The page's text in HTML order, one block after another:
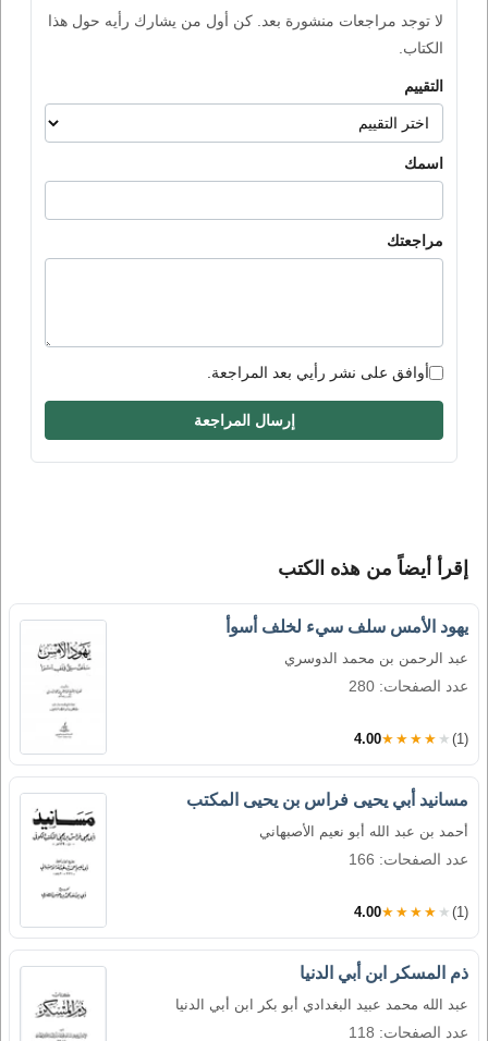
لا توجد مراجعات منشورة بعد. كن أول من يشارك رأيه حول هذا
الكتاب.
التقييم
اسمك
مراجعتك
أوافق على نشر رأيي بعد المراجعة.
إرسال المراجعة
إقرأ أيضاً من هذه الكتب
يهود الأمس سلف سيء لخلف أسوأ
عبد الرحمن بن محمد الدوسري
عدد الصفحات: 280
4.00★★★★★ (1)
مسانيد أبي يحيى فراس بن يحيى المكتب
أحمد بن عبد الله أبو نعيم الأصبهاني
عدد الصفحات: 166
4.00★★★★★ (1)
ذم المسكر ابن أبي الدنيا
عبد الله محمد عبيد البغدادي أبو بكر ابن أبي الدنيا
عدد الصفحات: 118